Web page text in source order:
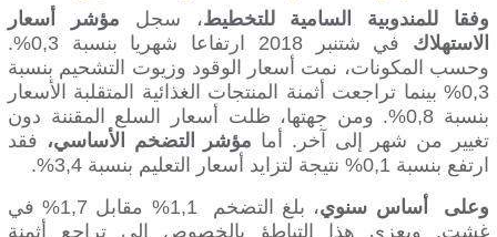
وفقا للمندوبية السامية للتخطيط، سجل مؤشر أسعار
الاستهلاك
في شتنبر 2018 ارتفاعا شهريا بنسبة 0,3%.
وحسب المكونات، نمت أسعار الوقود وزيوت التشحيم بنسبة
0,3% بينما تراجعت أثمنة المنتجات الغذائية المتقلبة الأسعار
بنسبة 0,8%. ومن جهتها، ظلت أسعار السلع المقننة دون
تغيير من شهر إلى آخر. أما مؤشر التضخم الأساسي، فقد
ارتفع بنسبة 0,1% نتيجة لتزايد أسعار التعليم بنسبة 3,4%.
وعلى أساس سنوي
، بلغ التضخم 1,1% مقابل 1,7% في
غشت. ويعزى هذا التباطؤ بالخصوص إلى تراجع أثمنة